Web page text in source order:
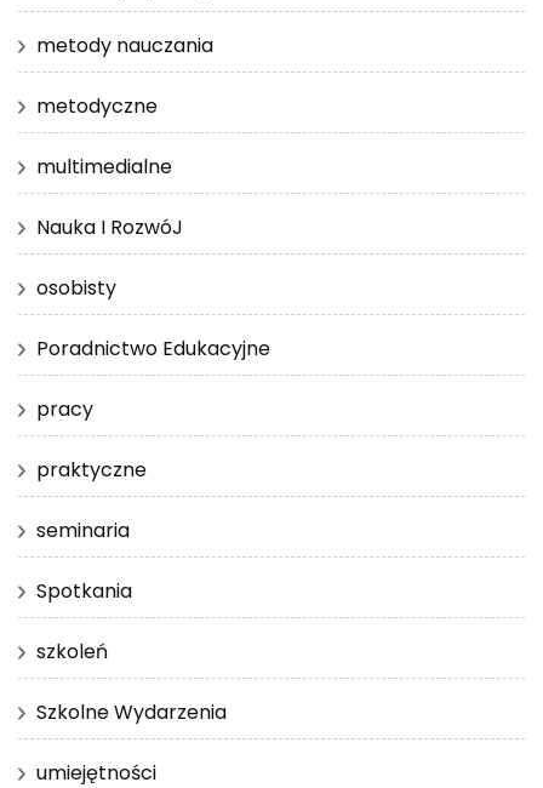
metody nauczania
metodyczne
multimedialne
Nauka I RozwóJ
osobisty
Poradnictwo Edukacyjne
pracy
praktyczne
seminaria
Spotkania
szkoleń
Szkolne Wydarzenia
umiejętności